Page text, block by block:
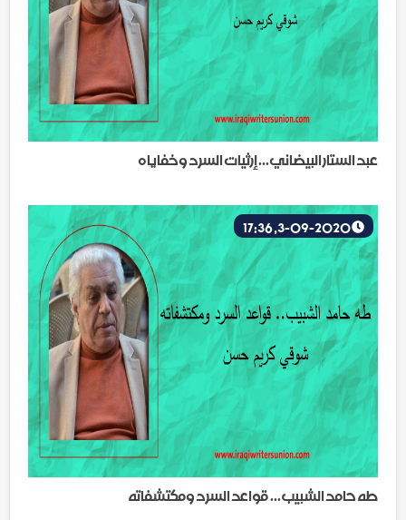
عبد الستار البيضاني... إرثيات السرد وخفاياه
طه حامد الشبيب... قواعد السرد ومكتشفاته